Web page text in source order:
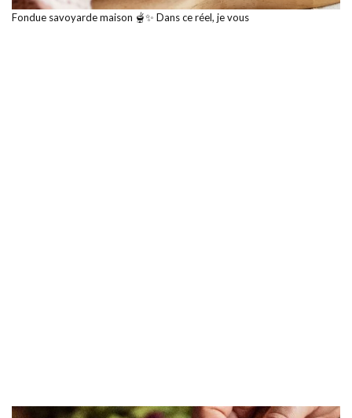
Fondue savoyarde maison 🫕✨ Dans ce réel, je vous